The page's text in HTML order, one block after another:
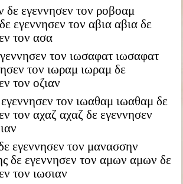
δε εγεννησεν τον ροβοαμ
εγεννησεν τον αβια αβια δε
τον ασα
τον ιωσαφατ ιωσαφατ
τον ιωραμ ιωραμ δε
τον οζιαν
εγεννησεν τον ιωαθαμ ιωαθαμ δε
τον αχαζ αχαζ δε εγεννησεν
εγεννησεν τον μανασσην
δε εγεννησεν τον αμων αμων δε
τον ιωσιαν